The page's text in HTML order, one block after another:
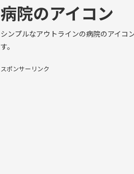
病院のアイコン
シンプルなアウトラインの病院のアイコ
す。
スポンサーリンク